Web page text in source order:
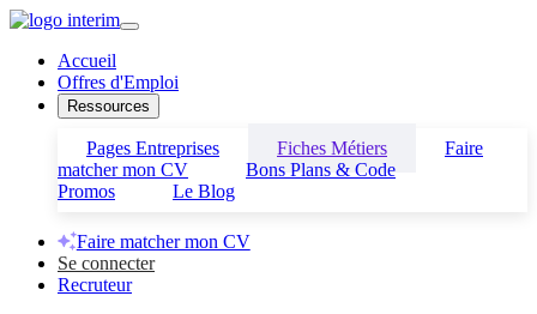
Accueil
Offres d'Emploi
Ressources
Pages Entreprises Fiches Métiers
Faire
matcher mon CV
Bons Plans & Code
Promos
Le Blog
Faire matcher mon CV
Se connecter
Recruteur